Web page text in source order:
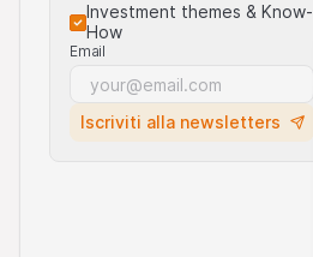
Investment themes & Know-
How
Email
Iscriviti alla newsletters